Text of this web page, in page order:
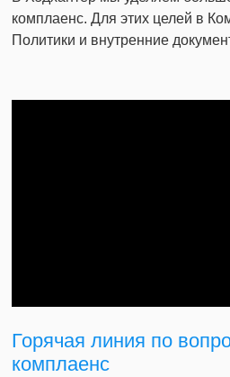
комплаенс. Для этих целей в
Политики и внутренние
Горячая линия по
комплаенс